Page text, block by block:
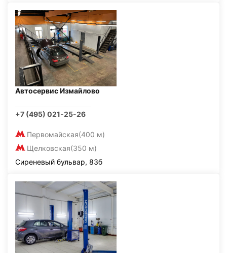
Автосервис Измайлово
+7 (495) 021-25-26
Первомайская(400 м)
Щелковская(350 м)
Сиреневый бульвар, 83б